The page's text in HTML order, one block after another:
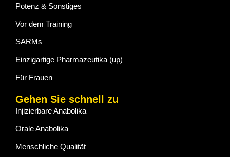
Potenz & Sonstiges
Vor dem Training
SARMs
Einzigartige Pharmazeutika (up)
Für Frauen
Gehen Sie schnell zu
Injizierbare Anabolika
Orale Anabolika
Menschliche Qualität